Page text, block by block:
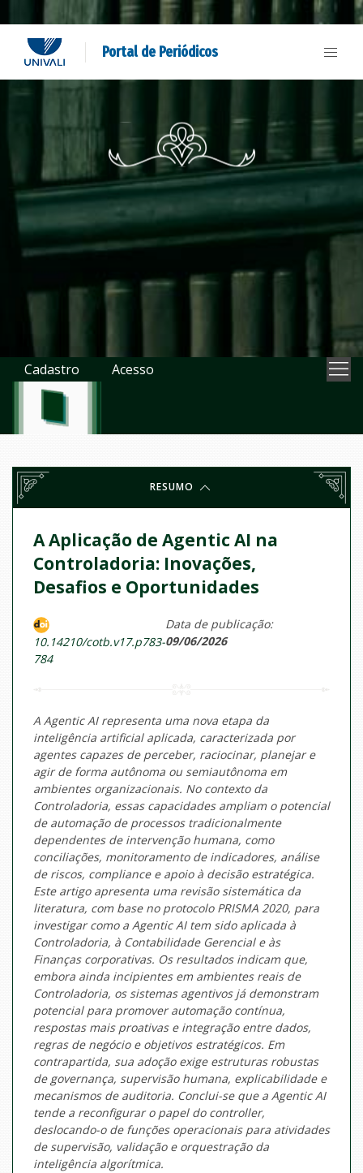
Portal de Periódicos
Cadastro Acesso
RESUMO
A Aplicação de Agentic AI na
Controladoria: Inovações,
Desafios e Oportunidades
10.14210/cotb.v17.p783-
784
Data de publicação:
09/06/2026
A Agentic AI representa uma nova etapa da
inteligência artificial aplicada, caracterizada por
agentes capazes de perceber, raciocinar, planejar e
agir de forma autônoma ou semiautônoma em
ambientes organizacionais. No contexto da
Controladoria, essas capacidades ampliam o potencial
de automação de processos tradicionalmente
dependentes de intervenção humana, como
conciliações, monitoramento de indicadores, análise
de riscos, compliance e apoio à decisão estratégica.
Este artigo apresenta uma revisão sistemática da
literatura, com base no protocolo PRISMA 2020, para
investigar como a Agentic AI tem sido aplicada à
Controladoria, à Contabilidade Gerencial e às
Finanças corporativas. Os resultados indicam que,
embora ainda incipientes em ambientes reais de
Controladoria, os sistemas agentivos já demonstram
potencial para promover automação contínua,
respostas mais proativas e integração entre dados,
regras de negócio e objetivos estratégicos. Em
contrapartida, sua adoção exige estruturas robustas
de governança, supervisão humana, explicabilidade e
mecanismos de auditoria. Conclui-se que a Agentic AI
tende a reconfigurar o papel do controller,
deslocando-o de funções operacionais para atividades
de supervisão, validação e orquestração da
inteligência algorítmica.